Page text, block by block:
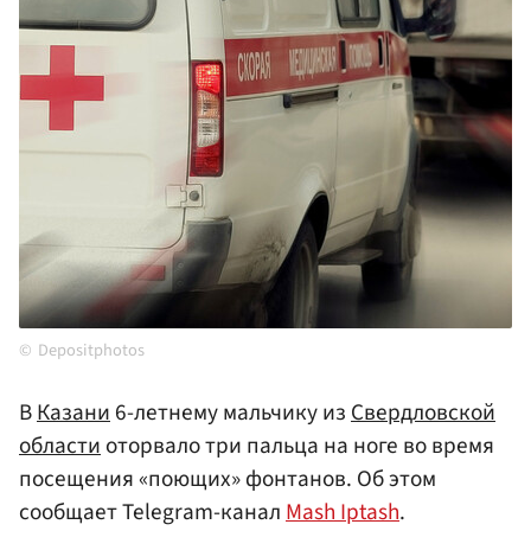
Depositphotos
ВКазани6-летнему мальчику изСвердловской
областиоторвало три пальца на ноге во время
посещения «поющих» фонтанов. Об этом
сообщает Telegram-каналMash Iptash.